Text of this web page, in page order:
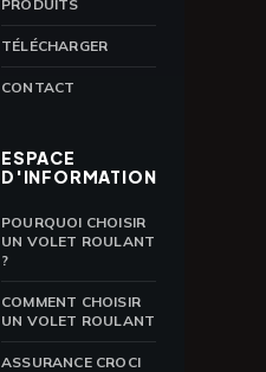
PRODUITS
TÉLÉCHARGER
CONTACT
ESPACE
D'INFORMATION
POURQUOI CHOISIR
UN VOLET ROULANT
?
COMMENT CHOISIR
UN VOLET ROULANT
ASSURANCE CROCI